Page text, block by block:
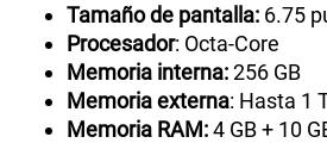
Tamaño de pantalla: 6.75
Procesador: Octa-Core
Memoria interna:256 GB
Memoria externa: Hasta 1
Memoria RAM:4 GB + 10